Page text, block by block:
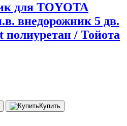
для TOYOTA
внедорожник 5 дв.
полиуретан / Тойота
Купить